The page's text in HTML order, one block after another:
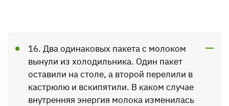
16. Два одинаковых пакета с молоком
вынули из холодильника. Один пакет
оставили на столе, а второй перелили в
кастрюлю и вскипятили. В каком случае
внутренняя энергия молока изменилась